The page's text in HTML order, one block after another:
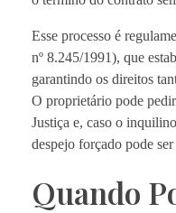
Esse processo é
nº 8.245/1991), que
garantindo os direitos
O proprietário pode
Justiça e, caso o
despejo forçado pode
Quando